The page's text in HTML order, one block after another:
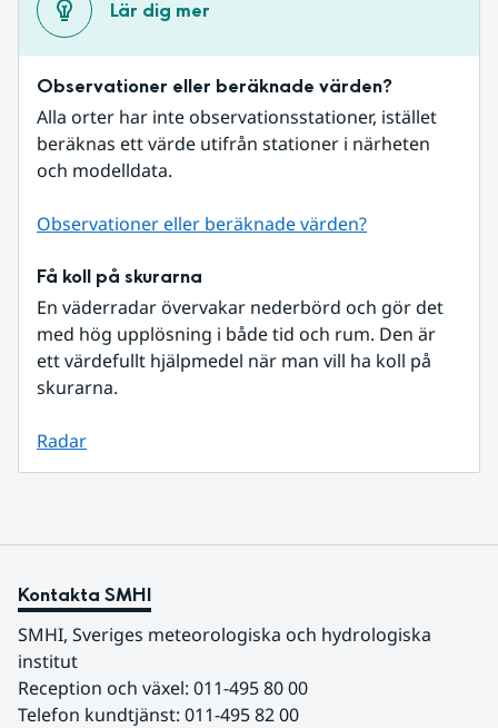
Lär dig mer
Observationer eller beräknade värden?
Alla orter har inte observationsstationer, istället
beräknas ett värde utifrån stationer i närheten
och modelldata.
Observationer eller beräknade värden?
Få koll på skurarna
En väderradar övervakar nederbörd och gör det
med hög upplösning i både tid och rum. Den är
ett värdefullt hjälpmedel när man vill ha koll på
skurarna.
Radar
Kontakta SMHI
SMHI, Sveriges meteorologiska och hydrologiska
institut
Reception och växel: 011-495 80 00
Telefon kundtjänst: 011-495 82 00